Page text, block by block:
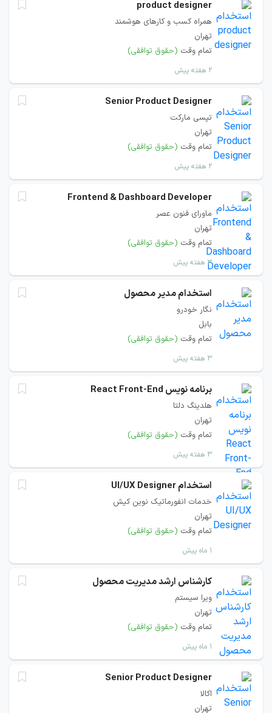
product designer
همراه کسب و کارهای هوشمند
تهران
تمام وقت (حقوق توافقی)
۲ هفته پیش
Senior Product Designer
تپسی مارکت
تهران
تمام وقت (حقوق توافقی)
۲ هفته پیش
Frontend & Dashboard Developer
ماورای فنون عصر
تهران
تمام وقت (حقوق توافقی)
۳ هفته پیش
استخدام مدیر محصول
نگار خودرو
بابل
تمام وقت (حقوق توافقی)
۳ هفته پیش
برنامه نویس React Front-End
هلدینگ دلتا
تهران
تمام وقت (حقوق توافقی)
۳ هفته پیش
استخدام UI/UX Designer
خدمات انفورماتیک نوین کیش
تهران
تمام وقت (حقوق توافقی)
۱ ماه پیش
کارشناس ارشد مدیریت محصول
ویرا سیستم
تهران
تمام وقت (حقوق توافقی)
۱ ماه پیش
Senior Product Designer
اکالا
تهران